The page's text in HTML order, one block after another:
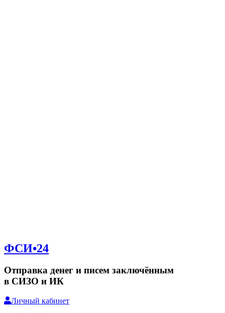
ФСИ•24
Отправка денег и писем заключённым
в СИЗО и ИК
Личный кабинет